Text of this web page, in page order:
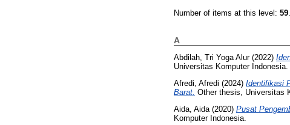
Number of items at this level: 59
A
Abdilah, Tri Yoga Alur(2022)
Universitas Komputer Indonesia.
Afredi, Afredi (2024) Identifikasi
Barat. Other thesis, Universitas
Aida, Aida (2020) Pusat
Komputer Indonesia.